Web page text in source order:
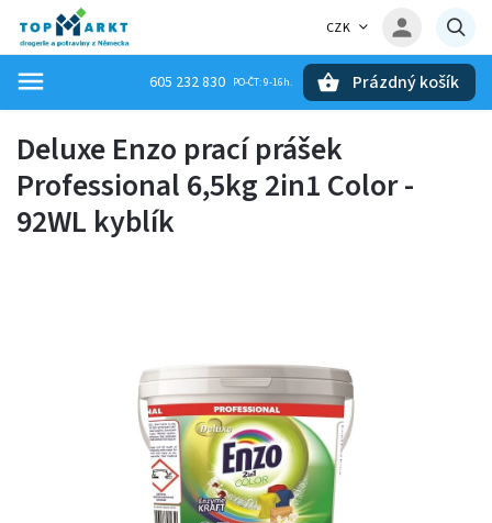
CZK
605 232 830 Prázdný košík
Deluxe Enzo prací prášek
Professional 6,5kg 2in1 Color -
92WL kyblík